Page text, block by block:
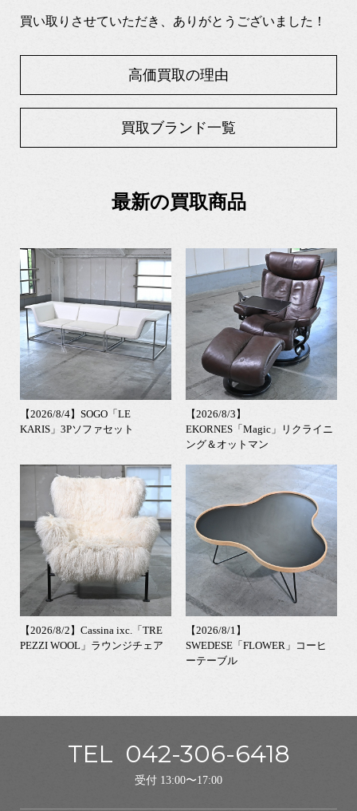
買い取りさせていただき、ありがとうございました！
高価買取の理由
買取ブランド一覧
最新の買取商品
【2026/8/4】SOGO「LE
KARIS」3Pソファセット
【2026/8/3】
EKORNES「Magic」リクライニ
ング＆オットマン
【2026/8/2】Cassina ixc.「TRE
PEZZI WOOL」ラウンジチェア
【2026/8/1】
SWEDESE「FLOWER」コーヒ
ーテーブル
TEL 042-306-6418
受付 13:00〜17:00